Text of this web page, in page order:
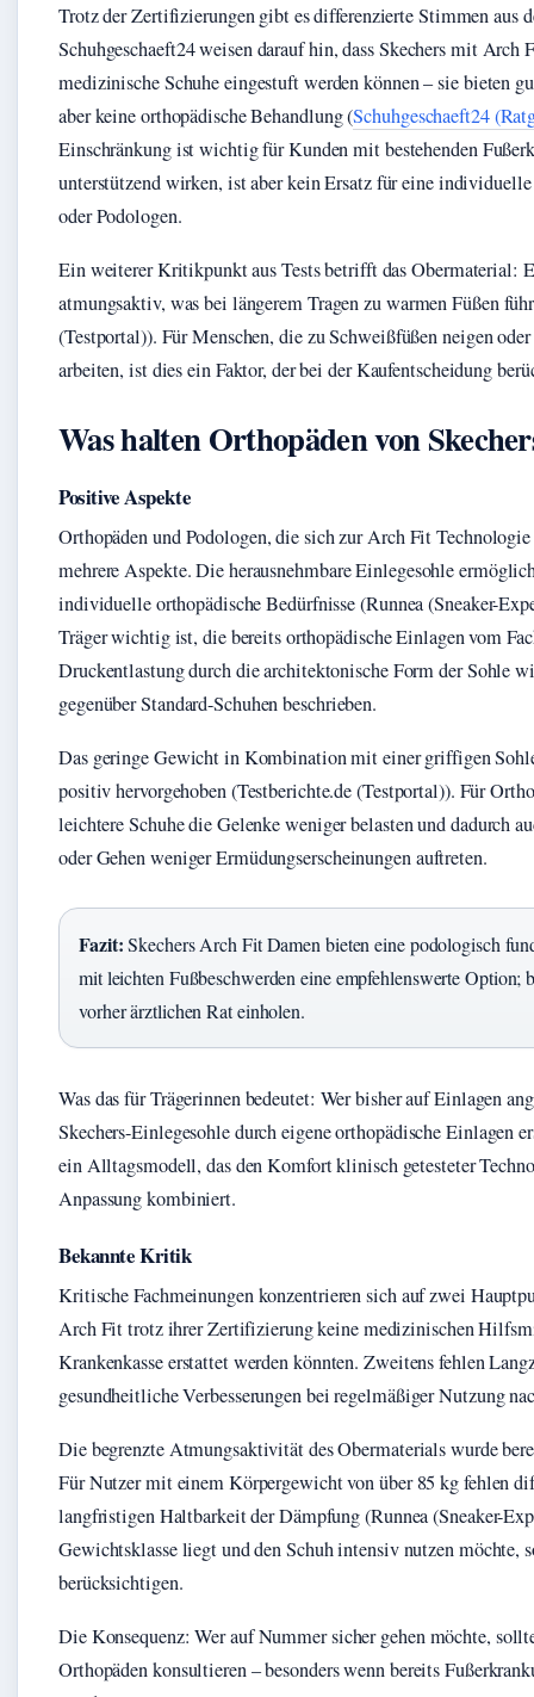
Trotz der Zertifizierungen gibt es differenzierte Stimmen aus
Schuhgeschaeft24 weisen darauf hin, dass Skechers mit
medizinische Schuhe eingestuft werden können – sie bieten
aber keine orthopädische Behandlung (Schuhgeschaeft24
Einschränkung ist wichtig für Kunden mit bestehenden
unterstützend wirken, ist aber kein Ersatz für eine
oder Podologen.
Ein weiterer Kritikpunkt aus Tests betrifft das Obermaterial:
atmungsaktiv, was bei längerem Tragen zu warmen Füßen
(Testportal)). Für Menschen, die zu Schweißfüßen neigen
arbeiten, ist dies ein Faktor, der bei der Kaufentscheidung
Was halten Orthopäden von
Positive Aspekte
Orthopäden und Podologen, die sich zur Arch Fit Technologie
mehrere Aspekte. Die herausnehmbare Einlegesohle
individuelle orthopädische Bedürfnisse (Runnea (Sneaker-
Träger wichtig ist, die bereits orthopädische Einlagen vom
Druckentlastung durch die architektonische Form der Sohle
gegenüber Standard-Schuhen beschrieben.
Das geringe Gewicht in Kombination mit einer griffigen
positiv hervorgehoben (Testberichte.de (Testportal)). Für
leichtere Schuhe die Gelenke weniger belasten und dadurch
oder Gehen weniger Ermüdungserscheinungen auftreten.
Fazit:Skechers Arch Fit Damen bieten eine podologisch
mit leichten Fußbeschwerden eine empfehlenswerte
vorher ärztlichen Rat einholen.
Was das für Trägerinnen bedeutet: Wer bisher auf Einlagen
Skechers-Einlegesohle durch eigene orthopädische Einlagen
ein Alltagsmodell, das den Komfort klinisch getesteter
Anpassung kombiniert.
Bekannte Kritik
Kritische Fachmeinungen konzentrieren sich auf zwei
Arch Fit trotz ihrer Zertifizierung keine medizinischen
Krankenkasse erstattet werden könnten. Zweitens fehlen
gesundheitliche Verbesserungen bei regelmäßiger Nutzung
Die begrenzte Atmungsaktivität des Obermaterials wurde
Für Nutzer mit einem Körpergewicht von über 85 kg fehlen
langfristigen Haltbarkeit der Dämpfung (Runnea (Sneaker-
Gewichtsklasse liegt und den Schuh intensiv nutzen möchte,
berücksichtigen.
Die Konsequenz: Wer auf Nummer sicher gehen möchte,
Orthopäden konsultieren – besonders wenn bereits